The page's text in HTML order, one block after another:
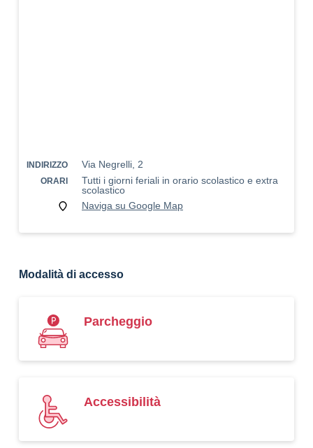
INDIRIZZO Via Negrelli, 2
ORARI
Tutti i giorni feriali in orario scolastico e extra
scolastico
Naviga su Google Map
Modalità di accesso
Parcheggio
Accessibilità